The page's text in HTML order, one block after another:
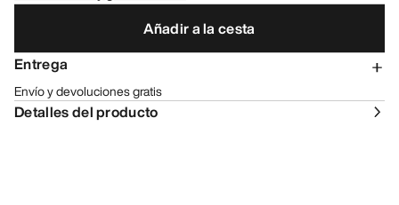
Añadir a la cesta
Entrega
Envío y devoluciones gratis
Detalles del producto